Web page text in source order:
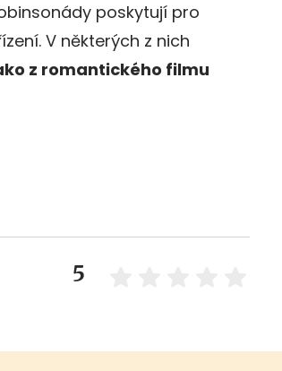
poskytují pro
V některých z nich
z romantického filmu
5